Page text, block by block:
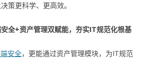
策更科学、更高效。
全+资产管理双赋能，夯实IT规范化根基
安全，更能通过资产管理模块，为IT规范